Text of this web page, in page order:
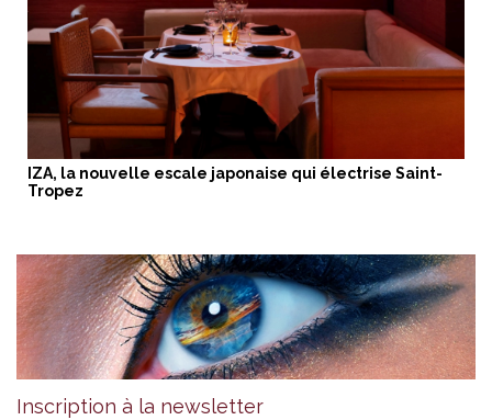
IZA, la nouvelle escale japonaise qui électrise Saint-
Tropez
Inscription à la newsletter